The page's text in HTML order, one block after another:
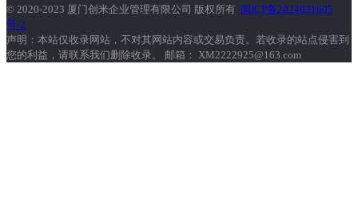
© 2020-2023 厦门创米企业管理有限公司 版权所有 闽ICP备2024031605
号-2
声明：本站仅收录网站，不对其网站内容或交易负责。若收录的站点侵害到
您的利益，请联系我们删除收录。 邮箱： XM2222925@163.com